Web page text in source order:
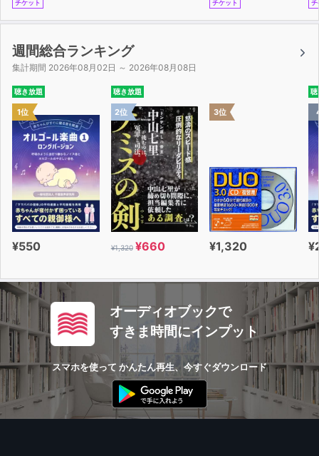
チケット チケット チ
週間総合ランキング
集計期間 2026年08月02日 ～ 2026年08月08日
聴き放題
1位
¥550
聴き放題
2位
¥1,320 ¥660
3位
¥1,320
聴
オーディオブックで
すきま時間にインプット
スマホを使って かんたん再生、今すぐダウンロード